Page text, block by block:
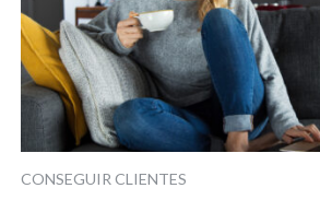
CONSEGUIR CLIENTES